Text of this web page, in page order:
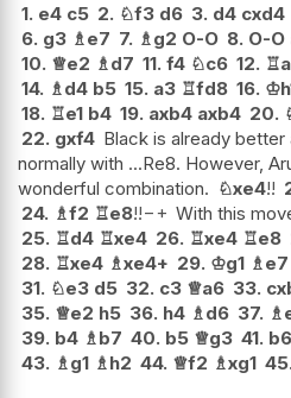
1. e4 c5 2. ♘f3 d6 3. d4 cxd4
6. g3 ♗ e7 7. ♗ g2 O-O 8. O-O
10. ♕e2 ♗ d7 11. f4 ♘c6 12. ♖
14. ♗ d4 b5 15. a3 ♖fd8 16. ♔
18. ♖e1 b4 19. axb4 axb4 20.
22. gxf4 Black is already
normally with ...Re8. However,
wonderful combination. ♘xe4!!
24. ♗f2 ♖e8!!−+ With this
25. ♖d4 ♖xe4 26. ♖xe4 ♖e8
28. ♖xe4 ♗xe4+ 29. ♔g1 ♗ e7
31. ♘e3 d5 32. c3 ♕a6 33.
35. ♕e2 h5 36. h4 ♗ d6 37. ♗
39. b4 ♗ b7 40. b5 ♕g3 41. b6
43. ♗ g1 ♗ h2 44. ♕f2 ♗xg1 45.